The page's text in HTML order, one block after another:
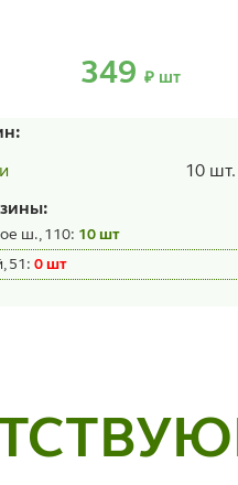
349 ₽ шт
10 шт.
ш., 110: 10 шт
51:0 шт